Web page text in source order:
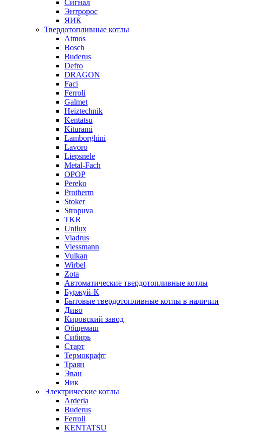
Сигнал
Энтророс
ЯИК
Твердотопливные котлы
Atmos
Bosch
Buderus
Defro
DRAGON
Faci
Ferroli
Galmet
Heiztechnik
Kentatsu
Kiturami
Lamborghini
Lavoro
Liepsnele
Metal-Fach
OPOP
Pereko
Protherm
Stoker
Stropuva
TKR
Unilux
Viadrus
Viessmann
Vulkan
Wirbel
Zota
Автоматические твердотопливные котлы
Буржуй-К
Бытовые твердотопливные котлы в наличии
Диво
Кировский завод
Общемаш
Сибирь
Старт
Термокрафт
Траян
Эван
Яик
Электрические котлы
Arderia
Buderus
Ferroli
KENTATSU